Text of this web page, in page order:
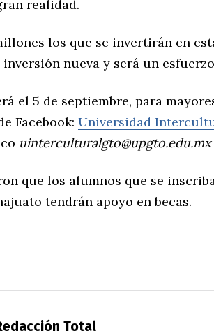
realidad.
los que se invertirán en
nueva y será un
el 5 de septiembre, para
Facebook: Universidad
uinterculturalgto@upgto.edu.mx
que los alumnos que se
tendrán apoyo en becas.
Total